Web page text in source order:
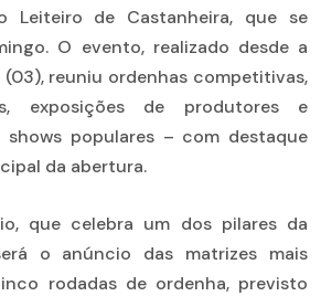
Leiteiro de Castanheira, que se
O evento, realizado desde a
reuniu ordenhas competitivas,
exposições de produtores e
shows populares – com destaque
da abertura.
que celebra um dos pilares da
o anúncio das matrizes mais
rodadas de ordenha, previsto